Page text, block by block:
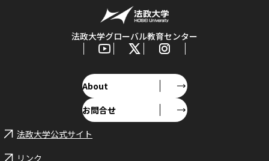
法政大学グローバル教育センター
About
お問合せ
法政大学公式サイト
リンク